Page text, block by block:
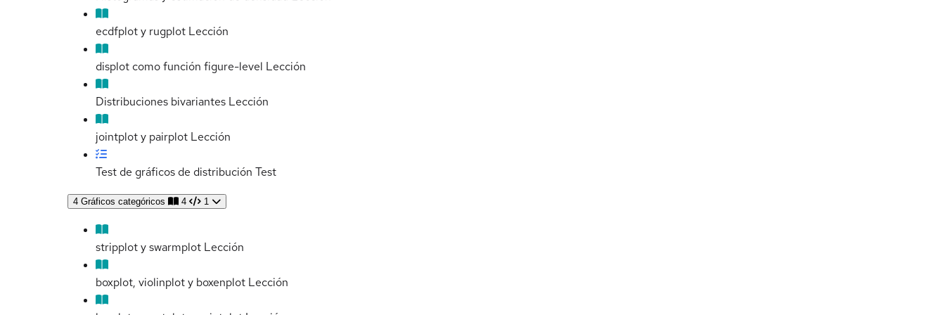
ecdfplot y rugplot Lección
displot como función figure-level Lección
Distribuciones bivariantes Lección
jointplot y pairplot Lección
Test de gráficos de distribución Test
4 Gráficos categóricos 4 1
stripplot y swarmplot Lección
boxplot, violinplot y boxenplot Lección